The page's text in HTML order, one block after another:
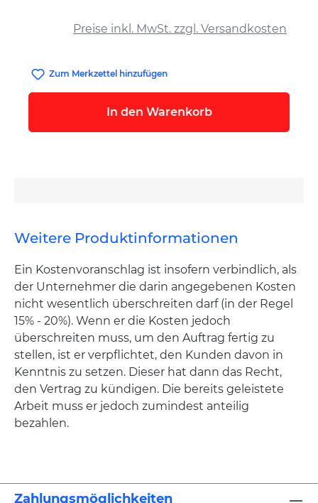
Preise inkl. MwSt. zzgl. Versandkosten
Zum Merkzettel hinzufügen
In den Warenkorb
Weitere Produktinformationen
Ein Kostenvoranschlag ist insofern verbindlich, als
der Unternehmer die darin angegebenen Kosten
nicht wesentlich überschreiten darf (in der Regel
15% - 20%). Wenn er die Kosten jedoch
überschreiten muss, um den Auftrag fertig zu
stellen, ist er verpflichtet, den Kunden davon in
Kenntnis zu setzen. Dieser hat dann das Recht,
den Vertrag zu kündigen. Die bereits geleistete
Arbeit muss er jedoch zumindest anteilig
bezahlen.
Zahlungsmöglichkeiten